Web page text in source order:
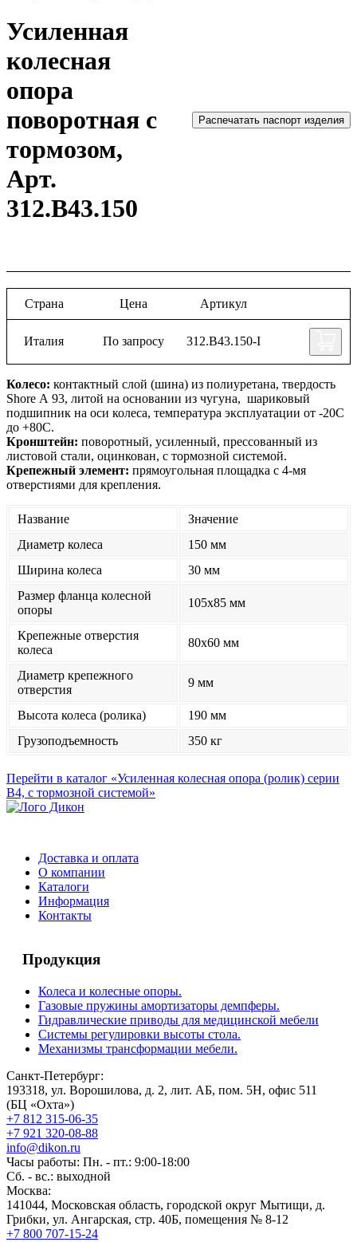
Усиленная
колесная
опора
поворотная с
тормозом,
Арт.
312.B43.150
Распечатать паспорт изделия
Колесо: контактный слой (шина) из полиуретана, твердость
Shore А 93, литой на основании из чугуна, шариковый
подшипник на оси колеса, температура эксплуатации от -20С
до +80С.
Кронштейн: поворотный, усиленный, прессованный из
листовой стали, оцинкован, с тормозной системой.
Крепежный элемент: прямоугольная площадка с 4-мя
отверстиями для крепления.
Название
Значение
Диаметр колеса
150 мм
Ширина колеса
30 мм
Размер фланца колесной
опоры
105x85 мм
Крепежные отверстия
колеса
80x60 мм
Диаметр крепежного
отверстия
9 мм
Высота колеса (ролика)
190 мм
Грузоподъемность
350 кг
Страна Цена Артикул
Италия По запросу 312.B43.150-I
Перейти в каталог «Усиленная колесная опора (ролик) серии
B4, с тормозной системой»
Доставка и оплата
О компании
Каталоги
Информация
Контакты
Продукция
Колеса и колесные опоры.
Газовые пружины амортизаторы демпферы.
Гидравлические приводы для медицинской мебели
Системы регулировки высоты стола.
Механизмы трансформации мебели.
Санкт-Петербург:
193318, ул. Ворошилова, д. 2, лит. АБ, пом. 5Н, офис 511
(БЦ «Охта»)
+7 812 315-06-35
+7 921 320-08-88
info@dikon.ru
Часы работы: Пн. - пт.: 9:00-18:00
Сб. - вс.: выходной
Москва:
141044, Московская область, городской округ Мытищи, д.
Грибки, ул. Ангарская, стр. 40Б, помещения № 8-12
+7 800 707-15-24